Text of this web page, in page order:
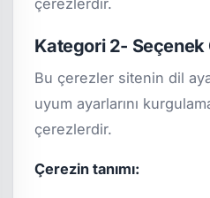
çerezlerdir.
Kategori 2- Seçenek
Bu çerezler sitenin dil
uyum ayarlarını
çerezlerdir.
Çerezin tanımı: